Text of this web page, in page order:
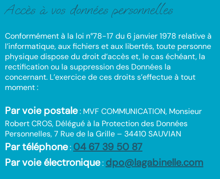
Accès à vos données personnelles
Conformément à la loi n°78-17 du 6 janvier 1978 relative à
l’informatique, aux fichiers et aux libertés, toute personne
physique dispose du droit d’accès et, le cas échéant, la
rectification ou la suppression des Données la
concernant. L’exercice de ces droits s’effectue à tout
moment :
Par voie postale: MVF COMMUNICATION, Monsieur
Robert CROS, Délégué à la Protection des Données
Personnelles, 7 Rue de la Grille – 34410 SAUVIAN
Par téléphone: 04 67 39 50 87
Par voie électronique: dpo@lagabinelle.com